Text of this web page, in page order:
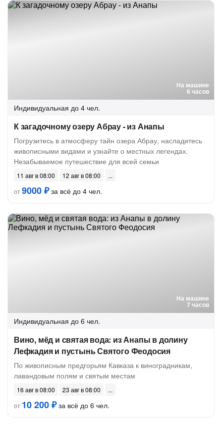
На машине
6 часов
Индивидуальная до 4 чел.
К загадочному озеру Абрау - из Анапы
Погрузитесь в атмосферу тайн озера Абрау, насладитесь
живописными видами и узнайте о местных легендах.
Незабываемое путешествие для всей семьи
11 авг в 08:00
12 авг в 08:00
от9000 ₽за всё до 4 чел.
На машине
7 часов
Индивидуальная до 6 чел.
Вино, мёд и святая вода: из Анапы в долину
Лефкадия и пустынь Святого Феодосия
По живописным предгорьям Кавказа к виноградникам,
лавандовым полям и святым местам
16 авг в 08:00
23 авг в 08:00
от 10 200 ₽за всё до 6 чел.